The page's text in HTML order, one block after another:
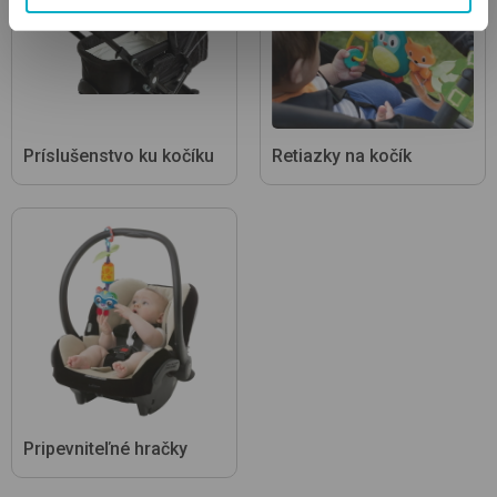
Cybex Aton 5, Cybex Aton M, Cybex Cloud Z, Cybex Aton B
, Cybex Aton B2 , Cybex Aton S2
Dá sa použiť k nasledujúcim vaničkám: Cybex Gazelle S
Cot Gold
Príslušenstvo ku kočíku Retiazky na kočík
Pripevniteľné hračky